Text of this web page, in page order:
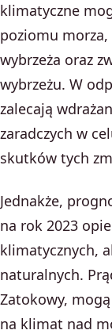
klimatyczne
poziomu
wybrzeża oraz
wybrzeżu. W
zalecają
zaradczych w
skutków tych
Jednakże,
na rok 2023
klimatycznych,
naturalnych.
Zatokowy,
na klimat nad